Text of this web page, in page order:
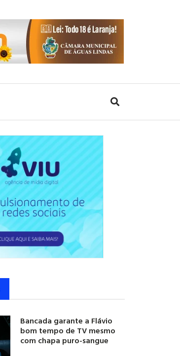
Bancada garante a Flávio
bom tempo de TV mesmo
com chapa puro-sangue